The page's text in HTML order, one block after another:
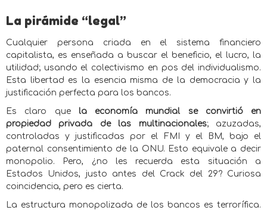
La pirámide “legal”
Cualquier persona criada en el sistema financiero
capitalista, es enseñada a buscar el beneficio, el lucro, la
utilidad; usando el colectivismo en pos del individualismo.
Esta libertad es la esencia misma de la democracia y la
justificación perfecta para los bancos.
Es claro que la economía mundial se convirtió en
propiedad privada de las multinacionales; azuzadas,
controladas y justificadas por el FMI y el BM, bajo el
paternal consentimiento de la ONU. Esto equivale a decir
monopolio. Pero, ¿no les recuerda esta situación a
Estados Unidos, justo antes del Crack del 29? Curiosa
coincidencia, pero es cierta.
La estructura monopolizada de los bancos es terrorífica.